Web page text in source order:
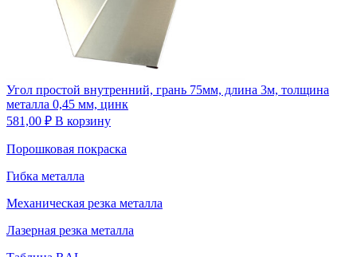
Угол простой внутренний, грань 75мм, длина 3м, толщина
металла 0,45 мм, цинк
581,00 ₽ В корзину
Порошковая покраска
Гибка металла
Механическая резка металла
Лазерная резка металла